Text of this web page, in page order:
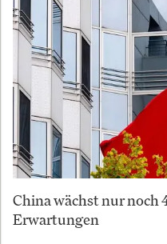
China wächst nur noch
Erwartungen